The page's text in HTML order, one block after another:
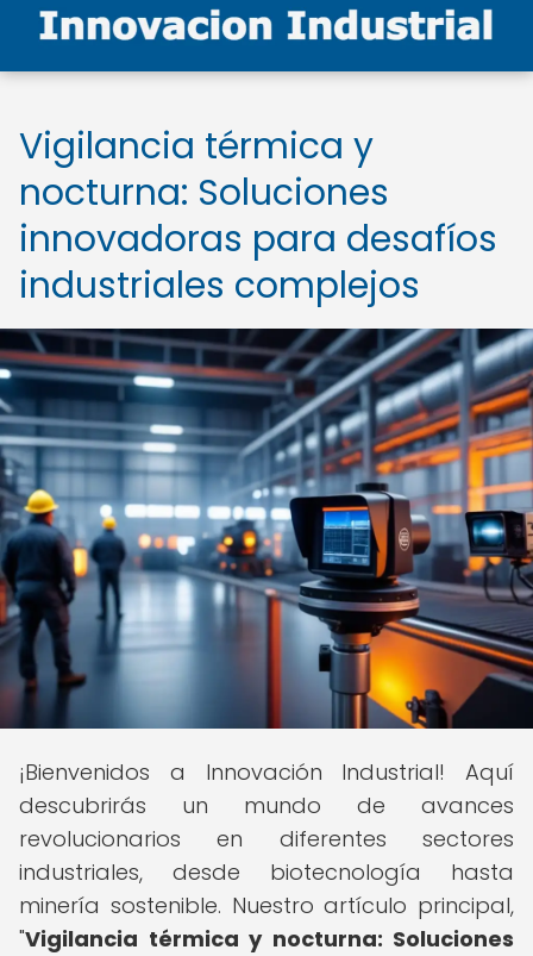
Vigilancia térmica y
nocturna: Soluciones
innovadoras para desafíos
industriales complejos
¡Bienvenidos a Innovación Industrial! Aquí
descubrirás un mundo de avances
revolucionarios en diferentes sectores
industriales, desde biotecnología hasta
minería sostenible. Nuestro artículo principal,
"Vigilancia térmica y nocturna: Soluciones